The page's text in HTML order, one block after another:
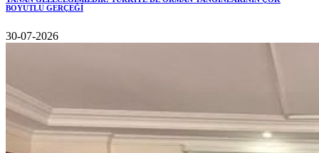
BOYUTLU GERÇEĞİ
30-07-2026